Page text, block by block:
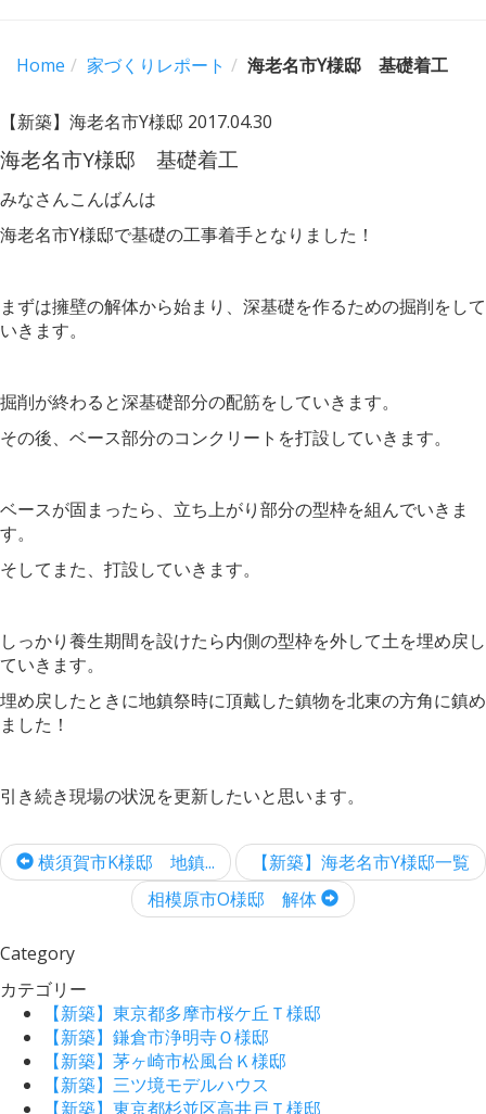
Home 家づくりレポート 海老名市Y様邸 基礎着工
【新築】海老名市Y様邸 2017.04.30
海老名市Y様邸 基礎着工
みなさんこんばんは
海老名市Y様邸で基礎の工事着手となりました！
まずは擁壁の解体から始まり、深基礎を作るための掘削をして
いきます。
掘削が終わると深基礎部分の配筋をしていきます。
その後、ベース部分のコンクリートを打設していきます。
ベースが固まったら、立ち上がり部分の型枠を組んでいきま
す。
そしてまた、打設していきます。
しっかり養生期間を設けたら内側の型枠を外して土を埋め戻し
ていきます。
埋め戻したときに地鎮祭時に頂戴した鎮物を北東の方角に鎮め
ました！
引き続き現場の状況を更新したいと思います。
横須賀市K様邸 地鎮...
【新築】海老名市Y様邸一覧
相模原市O様邸 解体
Category
カテゴリー
【新築】東京都多摩市桜ケ丘Ｔ様邸
【新築】鎌倉市浄明寺Ｏ様邸
【新築】茅ヶ崎市松風台Ｋ様邸
【新築】三ツ境モデルハウス
【新築】東京都杉並区高井戸Ｔ様邸